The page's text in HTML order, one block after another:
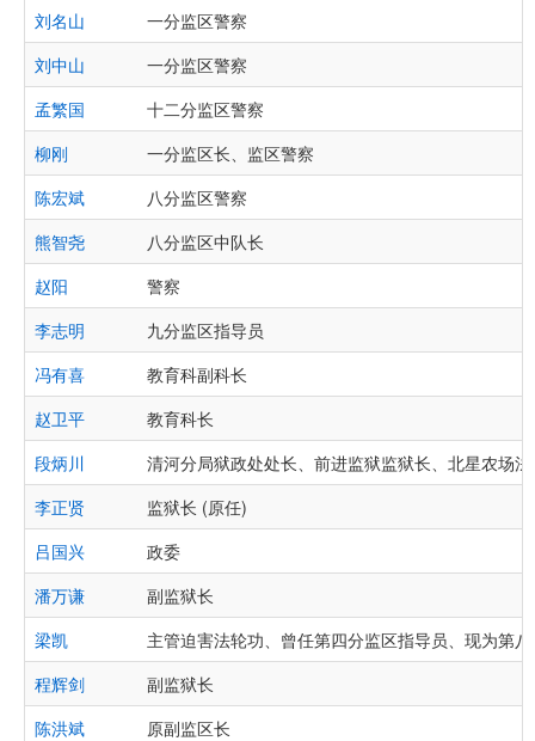
刘名山
一分监区警察
刘中山
一分监区警察
孟繁国
十二分监区警察
柳刚
一分监区长、监区警察
陈宏斌
八分监区警察
熊智尧
八分监区中队长
赵阳
警察
李志明
九分监区指导员
冯有喜
教育科副科长
赵卫平
教育科长
段炳川
清河分局狱政处处长、前进监狱监狱长、北星农场
李正贤
监狱长 (原任)
吕国兴
政委
潘万谦
副监狱长
梁凯
主管迫害法轮功、曾任第四分监区指导员、现为第
程辉剑
副监狱长
陈洪斌
原副监区长